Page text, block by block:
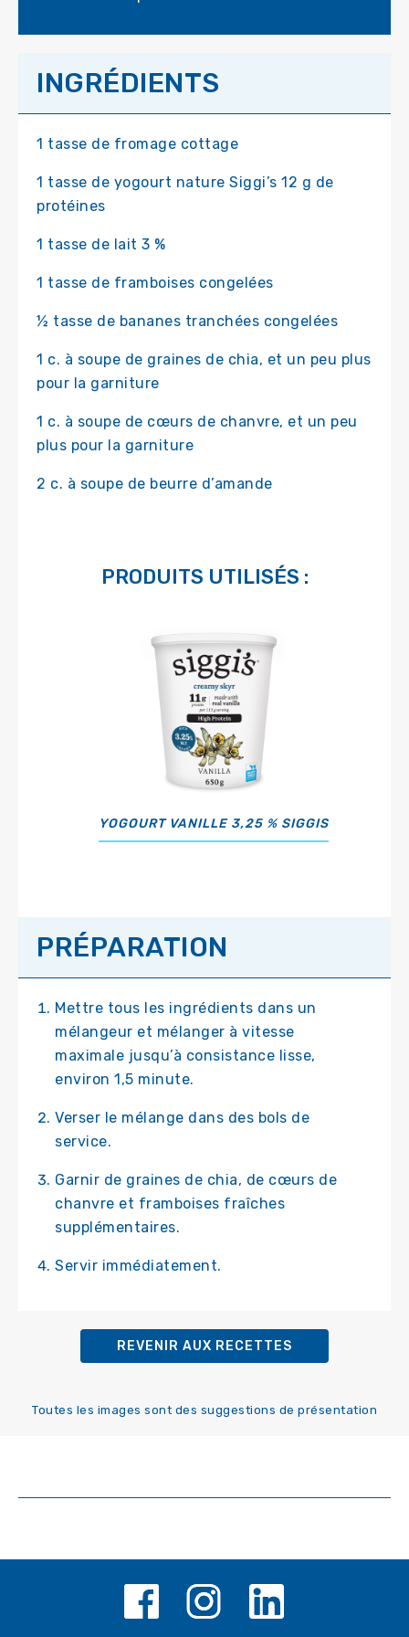
INGRÉDIENTS
1 tasse de fromage cottage
1 tasse de yogourt nature Siggi’s 12 g de
protéines
1 tasse de lait 3 %
1 tasse de framboises congelées
½ tasse de bananes tranchées congelées
1 c. à soupe de graines de chia, et un peu plus
pour la garniture
1 c. à soupe de cœurs de chanvre, et un peu
plus pour la garniture
2 c. à soupe de beurre d’amande
PRODUITS UTILISÉS :
YOGOURT VANILLE 3,25 % SIGGIS
PRÉPARATION
Mettre tous les ingrédients dans un
mélangeur et mélanger à vitesse
maximale jusqu’à consistance lisse,
environ 1,5 minute.
Verser le mélange dans des bols de
service.
Garnir de graines de chia, de cœurs de
chanvre et framboises fraîches
supplémentaires.
Servir immédiatement.
REVENIR AUX RECETTES
Toutes les images sont des suggestions de présentation